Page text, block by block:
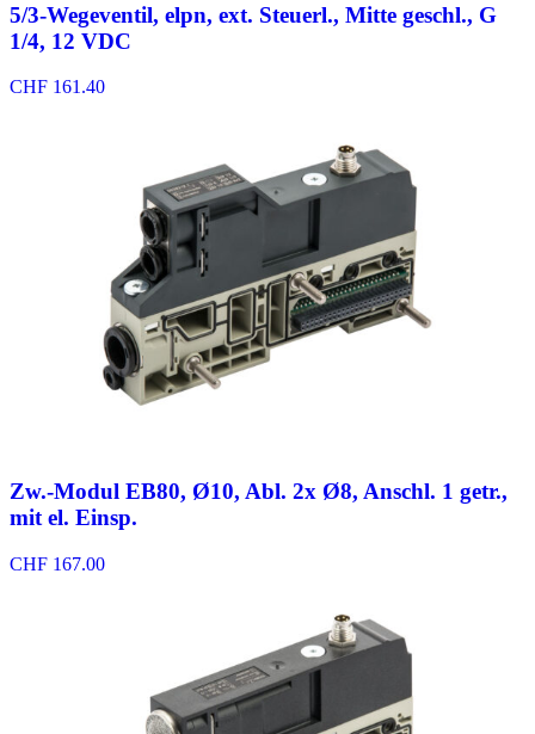
5/3-Wegeventil, elpn, ext. Steuerl., Mitte geschl., G
1/4, 12 VDC
CHF 161.40
Zw.-Modul EB80, Ø10, Abl. 2x Ø8, Anschl. 1 getr.,
mit el. Einsp.
CHF 167.00